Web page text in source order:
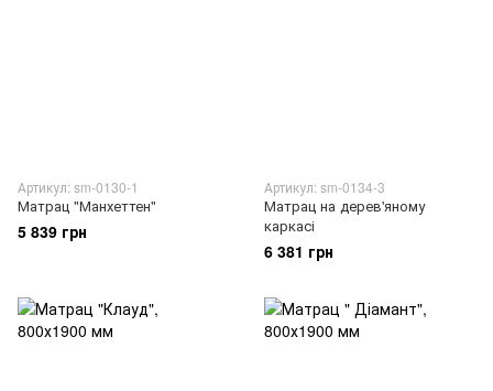
Артикул: sm-0130-1
Матрац "Манхеттен"
5 839 грн
Артикул: sm-0134-3
Матрац на дерев'яному
каркасі
6 381 грн